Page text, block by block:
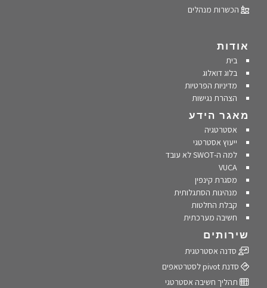
הכשרות מנהלים
אודות
בית
בלוג דואלוג
מדיניות הפרטיות
הצהרת נגישות
מאגר הידע
אסטרטגיה
ייעוץ אסטרטגי
למה ה-SWOT לא עובד
VUCA
מסגרת קינפין
מנהיגות הסתגלותית
קבלת החלטות
חשיבה מערכתית
שירותים
סדנה אסטרטגית
סדנת pivot לסטרטאפים
תהליך חשיבה אסטרטגי